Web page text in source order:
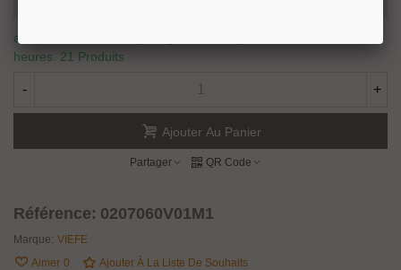
article en stock, nous prévoyons une expédition sous 24/48
heures. 21 Produits
- +
Ajouter Au Panier
Partager QR Code
Référence: 0207060V01M1
Marque: VIEFE
Aimer 0 Ajouter À La Liste De Souhaits